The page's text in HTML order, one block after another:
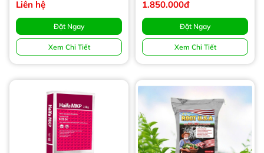
Liên hệ
Đặt Ngay
Xem Chi Tiết
1.850.000đ
Đặt Ngay
Xem Chi Tiết